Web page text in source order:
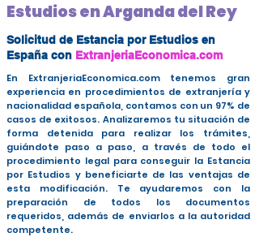
Estudios en Arganda del Rey
Solicitud de Estancia por Estudios en
España con ExtranjeriaEconomica.com
En ExtranjeriaEconomica.com tenemos gran
experiencia en procedimientos de extranjería y
nacionalidad española, contamos con un 97% de
casos de exitosos. Analizaremos tu situación de
forma detenida para realizar los trámites,
guiándote paso a paso, a través de todo el
procedimiento legal para conseguir la Estancia
por Estudios y beneficiarte de las ventajas de
esta modificación. Te ayudaremos con la
preparación de todos los documentos
requeridos, además de enviarlos a la autoridad
competente.